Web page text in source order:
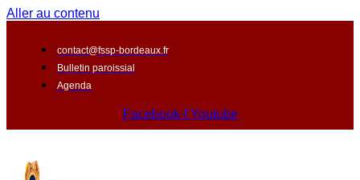
Aller au contenu
contact@fssp-bordeaux.fr
Bulletin paroissial
Agenda
Facebook-f Youtube